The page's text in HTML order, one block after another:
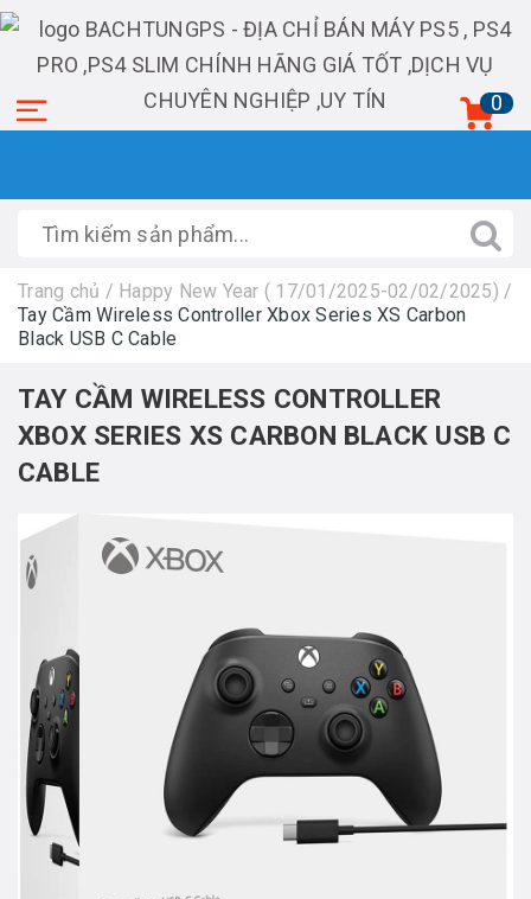
0
Trang chủ / Happy New Year ( 17/01/2025-02/02/2025) /
Tay Cầm Wireless Controller Xbox Series XS Carbon
Black USB C Cable
TAY CẦM WIRELESS CONTROLLER
XBOX SERIES XS CARBON BLACK USB C
CABLE